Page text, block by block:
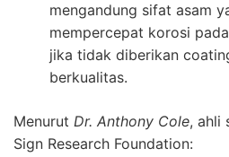
mengandung sifat asam
mempercepat korosi
jika tidak diberikan
berkualitas.
Menurut Dr. Anthony Cole, ahli
Sign Research Foundation: